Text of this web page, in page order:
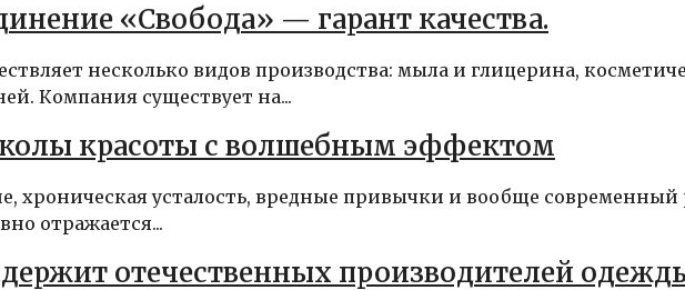
«Свобода» — гарант качества.
несколько видов производства: мыла и глицерина,
Компания существует на...
красоты с волшебным эффектом
хроническая усталость, вредные привычки и вообще
отражается...
отечественных производителей